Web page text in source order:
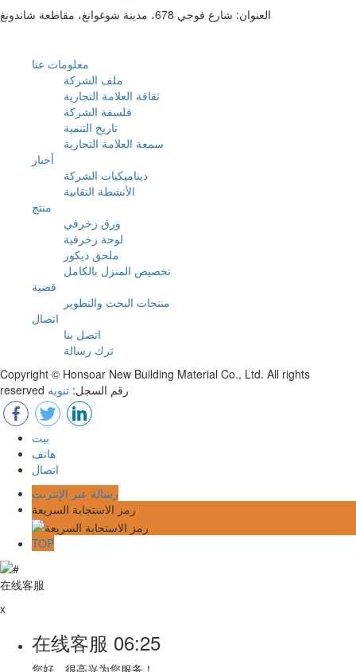
العنوان: شارع فوجي 678، مدينة شوغوانغ، مقاطعة شاندونغ
معلومات عنا
ملف الشركة
ثقافة العلامة التجارية
فلسفة الشركة
تاريخ التنمية
سمعة العلامة التجارية
أخبار
ديناميكيات الشركة
الأنشطة النقابية
منتج
ورق زخرفي
لوحة زخرفية
ملحق ديكور
تخصيص المنزل بالكامل
قضية
منتجات البحث والتطوير
اتصال
اتصل بنا
ترك رسالة
Copyright © Honsoar New Building Material Co., Ltd. All rights
reserved رقم السجل: تنويه
بيت
هاتف
اتصال
رسالة عبر الإنترنت
رمز الاستجابة السريعة
TOP
在线客服
x
在线客服 06:25
您好，很高兴为您服务！